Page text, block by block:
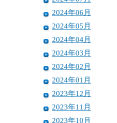
2024年06月
2024年05月
2024年04月
2024年03月
2024年02月
2024年01月
2023年12月
2023年11月
2023年10月